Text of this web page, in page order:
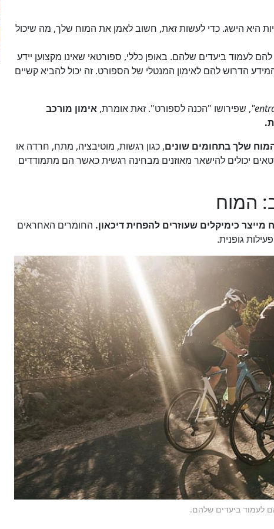
היא הישג. כדי לעשות זאת, חשוב לאמן את המוח שלך, מה שיכול
לעמוד ביעדים שלהם. באופן כללי, ספורטאי שאינו מקצוען יידע
הדרוש להם לאימון המנטלי של הספורט. זה יכול להביא קשיים
, שפירושו "הכנה לספורט". זאת אומרת, אימון מורכב
שלך בתחומים שונים, כגון רגשות, מוטיבציה, מתח, חרדה או
יכולים להישאר מאוזנים מבחינה רגשית כאשר הם מתמודדים
המוח
מייצר כימיקלים שעוזרים להפחית דיכאון. החומרים האחראים
לעמוד ביעדים שלהם.